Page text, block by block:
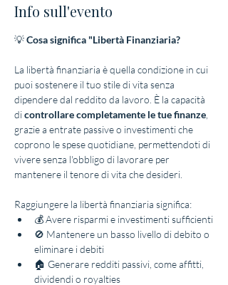
Info sull'evento
💡 Cosa significa "Libertà Finanziaria?
La libertà finanziaria è quella condizione in cui
puoi sostenere il tuo stile di vita senza
dipendere dal reddito da lavoro. È la capacità
di controllare completamente le tue finanze
grazie a entrate passive o investimenti che
coprono le spese quotidiane, permettendoti di
vivere senza l'obbligo di lavorare per
mantenere il tenore di vita che desideri.
Raggiungere la libertà finanziaria significa:
💰 Avere risparmi e investimenti sufficienti
🚫 Mantenere un basso livello di debito o
eliminare i debiti
🏠 Generare redditi passivi, come affitti,
dividendi o royalties